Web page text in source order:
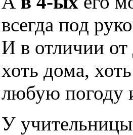
всегда под
И в отличии
хоть дома,
любую погоду
У